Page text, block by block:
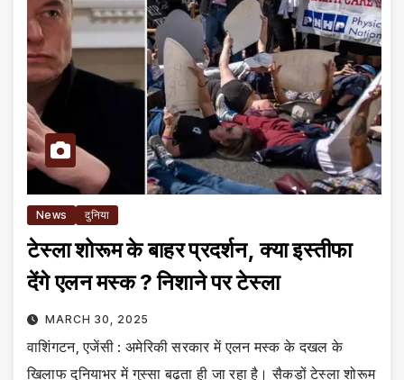
News दुनिया
टेस्ला शोरूम के बाहर प्रदर्शन, क्या इस्तीफा
देंगे एलन मस्क ? निशाने पर टेस्ला
MARCH 30, 2025
वाशिंगटन, एजेंसी : अमेरिकी सरकार में एलन मस्क के दखल के
खिलाफ दुनियाभर में गुस्सा बढ़ता ही जा रहा है। सैकड़ों टेस्ला शोरूम